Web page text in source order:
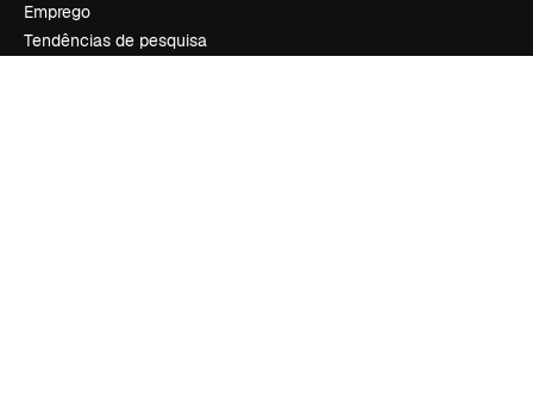
Emprego
Tendências de pesquisa